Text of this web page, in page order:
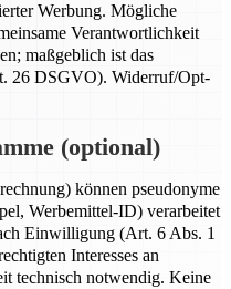
Werbung. Mögliche
Verantwortlichkeit
maßgeblich ist das
26 DSGVO). Widerruf/Opt-
(optional)
können pseudonyme
Werbemittel-ID) verarbeitet
Einwilligung (Art. 6 Abs. 1
Interesses an
technisch notwendig. Keine